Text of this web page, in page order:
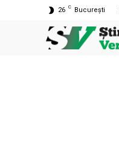
26 C București